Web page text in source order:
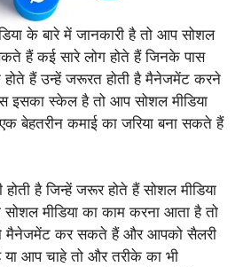
के बारे में जानकारी है तो आप सोशल
हैं कई सारे लोग होते हैं जिनके पास
होते हैं उन्हें जरूरत होती है मैनेजमेंट करने
इसका स्केल है तो आप सोशल मीडिया
बेहतरीन कमाई का जरिया बना सकते हैं
है जिन्हें जरूर होते हैं सोशल मीडिया
मीडिया का काम करना आता है तो
कर सकते हैं और आपको सैलरी
या आप चाहे तो और तरीके का भी